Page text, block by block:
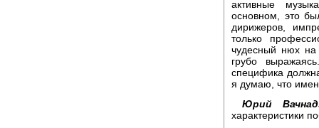
активные
основном, это
дирижеров,
только
чудесный нюх на
грубо
специфика
я думаю, что
Юрий
характеристики